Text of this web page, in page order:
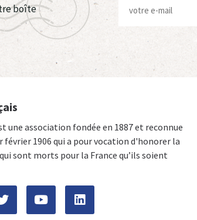
boîte
une association fondée en 1887 et reconnue
février 1906 qui a pour vocation d'honorer la
sont morts pour la France qu’ils soient